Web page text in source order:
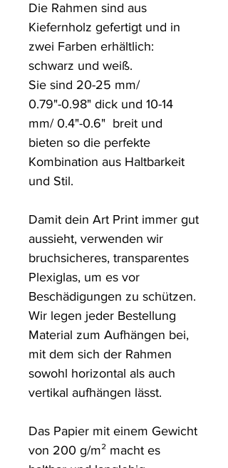
Die Rahmen sind aus
Kiefernholz gefertigt und in
zwei Farben erhältlich:
schwarz und weiß.
Sie sind 20-25 mm/
0.79"-0.98" dick und 10-14
mm/ 0.4"-0.6"  breit und
bieten so die perfekte
Kombination aus Haltbarkeit
und Stil.
Damit dein Art Print immer gut
aussieht, verwenden wir
bruchsicheres, transparentes
Plexiglas, um es vor
Beschädigungen zu schützen.
Wir legen jeder Bestellung
Material zum Aufhängen bei,
mit dem sich der Rahmen
sowohl horizontal als auch
vertikal aufhängen lässt.
Das Papier mit einem Gewicht
von 200 g/m² macht es